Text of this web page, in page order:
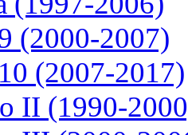
(2000-2007)
(2007-2017)
II (1990-